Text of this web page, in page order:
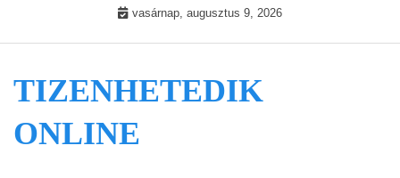
vasárnap, augusztus 9, 2026
TIZENHETEDIK
ONLINE